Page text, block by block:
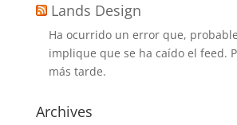
Lands Design
Ha ocurrido un error que,
implique que se ha caído el feed.
más tarde.
Archives